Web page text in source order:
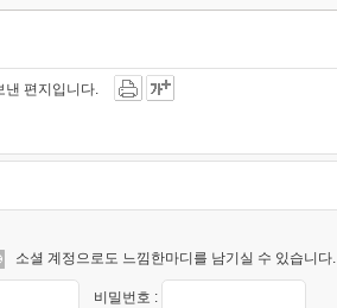
편지입니다.
소셜 계정으로도 느낌한마디를 남기실 수 있습니다.
비밀번호 :